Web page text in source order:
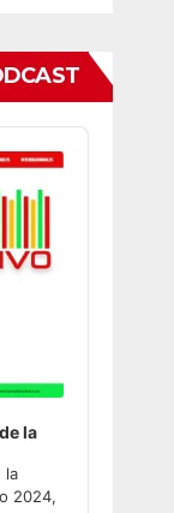
la
la
2024,